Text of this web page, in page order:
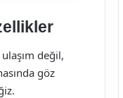
değil,
göz